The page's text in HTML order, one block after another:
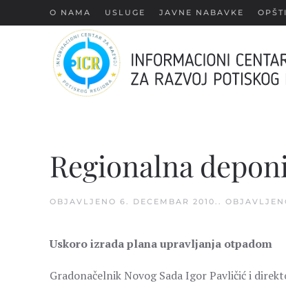
content
О NAMA USLUGE JAVNE NABAVKE
Regionalna
OBJAVLJENO 6. DECEMBAR 2010. .
Uskoro izrada plana upravljanja otpadom
Gradonačelnik Novog Sada Igor Pavličić i